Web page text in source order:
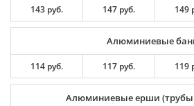
143 руб. 147 руб. 149
Алюминиевые
114 руб. 117 руб. 119
Алюминиевые ерши (трубы